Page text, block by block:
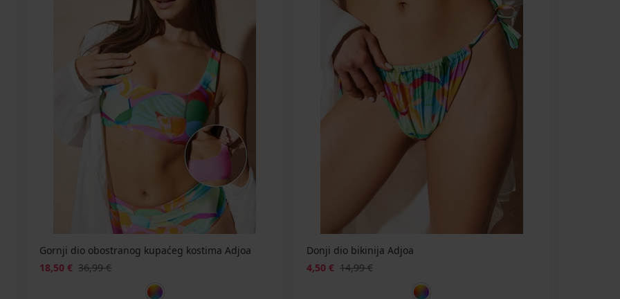
Gornji dio obostranog kupaćeg kostima Adjoa
18,50 € 36,99 €
Donji dio bikinija Adjoa
4,50 € 14,99 €